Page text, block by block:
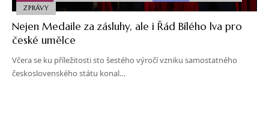
ZPRÁVY
Nejen Medaile za zásluhy, ale i Řád Bílého lva pro
české umělce
Včera se ku příležitosti sto šestého výročí vzniku samostatného
československého státu konal…